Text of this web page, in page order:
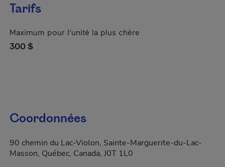
Tarifs
Maximum pour l'unité la plus chère
300 $
Coordonnées
90 chemin du Lac-Violon, Sainte-Marguerite-du-Lac-
Masson, Québec, Canada, J0T 1L0